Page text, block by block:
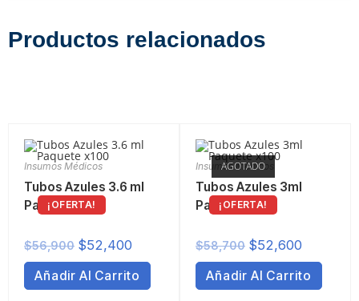
Productos relacionados
¡OFERTA!
Insumos Médicos
Tubos Azules 3.6 ml
Paquete x100
$56,900 $52,400
Añadir Al Carrito
AGOTADO
¡OFERTA!
Insumos Médicos
Tubos Azules 3ml
Paquete x100
$58,700 $52,600
Añadir Al Carrito